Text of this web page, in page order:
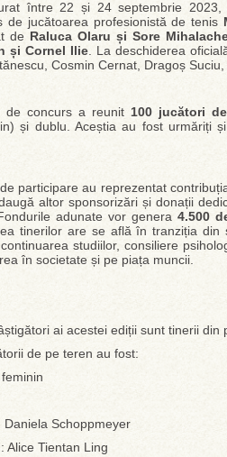
între 22 și 24 septembrie
de jucătoarea profesionistă de tenis
de Raluca Olaru și Sore
și Cornel Ilie . La deschiderea
Cosmin Cernat, Dragoș
de concurs a reunit 100 jucători
și dublu. Aceștia au fost urmăriți
participare au reprezentat
altor sponsorizări și donații
adunate vor genera4.500
tinerilor are se află în tranziția din
studiilor, consiliere
în societate și pe piața muncii.
ai acestei ediții sunt tinerii din
de pe teren au fost:
Daniela Schoppmeyer
Alice Tientan Ling